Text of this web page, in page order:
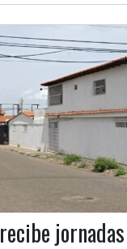
jornadas